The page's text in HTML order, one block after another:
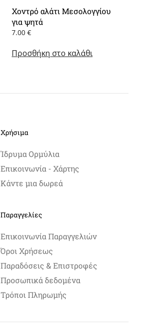
Χοντρό αλάτι Μεσολογγίου
για ψητά
7.00 €
Προσθήκη στο καλάθι
Χρήσιμα
Ίδρυμα Ορμύλια
Επικοινωνία - Χάρτης
Κάντε μια δωρεά
Παραγγελίες
Επικοινωνία Παραγγελιών
Όροι Χρήσεως
Παραδόσεις & Επιστροφές
Προσωπικά δεδομένα
Τρόποι Πληρωμής